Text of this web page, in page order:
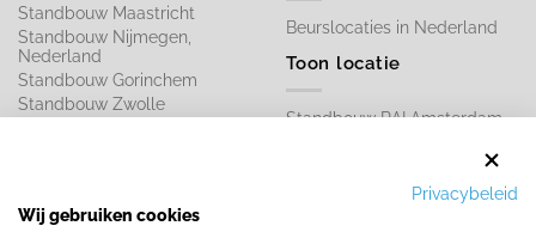
Standbouw Maastricht
Standbouw Nijmegen,
Nederland
Standbouw Gorinchem
Standbouw Zwolle
Beurslocaties in Nederland
Toon locatie
Standbouw RAI Amsterdam
Standbouw in Jaarbeurs,
Privacybeleid
Wij gebruiken cookies